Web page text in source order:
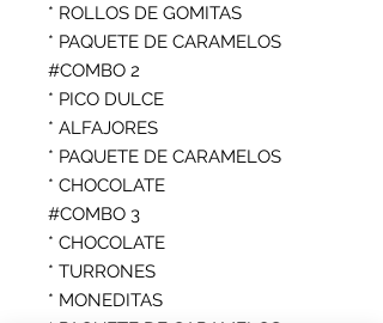
* ROLLOS DE GOMITAS
* PAQUETE DE CARAMELOS
#COMBO 2
* PICO DULCE
* ALFAJORES
* PAQUETE DE CARAMELOS
* CHOCOLATE
#COMBO 3
* CHOCOLATE
* TURRONES
* MONEDITAS